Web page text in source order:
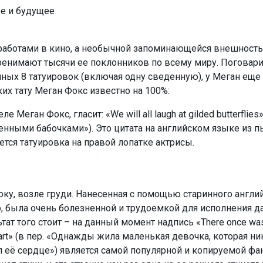
и будущее
в кино, а необычной запоминающейся
тысячи ее поклонников по всему миру.
8 татуировок (включая одну сведенную), у Меган еще
тату Меган Фокс известно на 100%:
Меган Фокс, гласит: «We will all laugh at gilded
бабочками»). Это цитата на английском языке из
татуировка на правой лопатке актрисы.
возле груди. Нанесенная с помощью старинного
была очень болезненной и трудоемкой для исполнения
того стоит – на данный момент надпись «There once
(в пер. «Однажды жила маленькая девочка, которая
сердце») является самой популярной и копируемой